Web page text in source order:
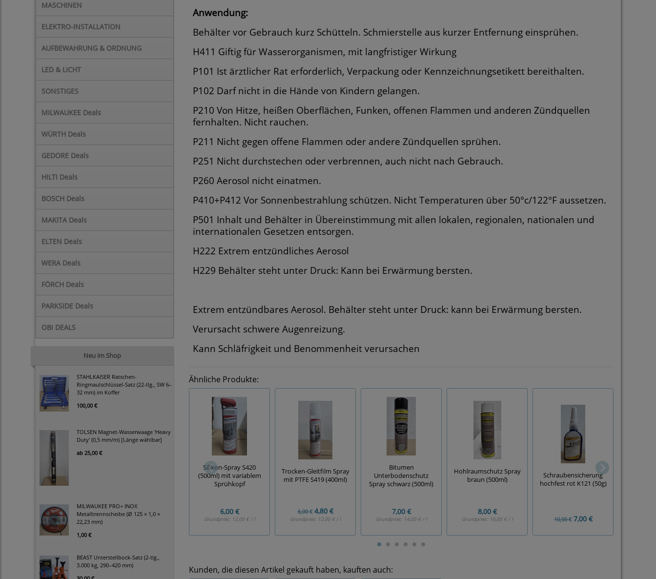
MASCHINEN
ELEKTRO-INSTALLATION
AUFBEWAHRUNG & ORDNUNG
LED & LICHT
SONSTIGES
MILWAUKEE Deals
WÜRTH Deals
GEDORE Deals
HILTI Deals
BOSCH Deals
MAKITA Deals
ELTEN Deals
WERA Deals
FÖRCH Deals
PARKSIDE Deals
OBI DEALS
Neu im Shop
STAHLKAISER Ratschen-
Ringmaulschlüssel-Satz (22-tlg., SW 6–
32 mm) im Koffer
100,00 €
TOLSEN Magnet-Wasserwaage 'Heavy
Duty' (0,5 mm/m) [Länge wählbar]
ab 25,00 €
MILWAUKEE PRO+ INOX
Metalltrennscheibe (Ø 125 × 1,0 ×
22,23 mm)
1,00 €
BEAST Unterstellbock-Satz (2-tlg.,
3.000 kg, 290–420 mm)
Anwendung:
Behälter vor Gebrauch kurz Schütteln. Schmierstelle aus kurzer Entfernung einsprühen.
H411 Giftig für Wasserorganismen, mit langfristiger Wirkung
P101 Ist ärztlicher Rat erforderlich, Verpackung oder Kennzeichnungsetikett bereithalten.
P102 Darf nicht in die Hände von Kindern gelangen.
P210 Von Hitze, heißen Oberflächen, Funken, offenen Flammen und anderen Zündquellen
fernhalten. Nicht rauchen.
P211 Nicht gegen offene Flammen oder andere Zündquellen sprühen.
P251 Nicht durchstechen oder verbrennen, auch nicht nach Gebrauch.
P260 Aerosol nicht einatmen.
P410+P412 Vor Sonnenbestrahlung schützen. Nicht Temperaturen über 50°c/122°F aussetzen.
P501 Inhalt und Behälter in Übereinstimmung mit allen lokalen, regionalen, nationalen und
internationalen Gesetzen entsorgen.
H222 Extrem entzündliches Aerosol
H229 Behälter steht unter Druck: Kann bei Erwärmung bersten.
Extrem entzündbares Aerosol. Behälter steht unter Druck: kann bei Erwärmung bersten.
Verursacht schwere Augenreizung.
Kann Schläfrigkeit und Benommenheit verursachen
Ähnliche Produkte:
Silikon-Spray S420
(500ml) mit variablem
Sprühkopf
6,00 €
Grundpreis: 12,00 € / l
Trocken-Gleitfilm Spray
mit PTFE S419 (400ml)
6,00 €4,80 €
Grundpreis: 12,00 € / l
Bitumen
Unterbodenschutz
Spray schwarz (500ml)
7,00 €
Grundpreis: 14,00 € / l
Hohlraumschutz Spray
braun (500ml)
8,00 €
Grundpreis: 16,00 € / l
Schraubensicherung
hochfest rot K121 (50g)
10,00 €7,00 €
Kunden, die diesen Artikel gekauft haben, kauften auch: